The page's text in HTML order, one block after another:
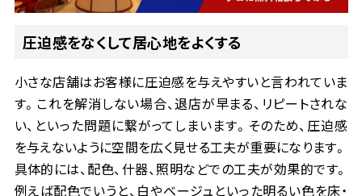
圧迫感をなくして居心地をよくする
小さな店舗はお客様に圧迫感を与えやすいと言われていま
す。これを解消しない場合、退店が早まる、リピートされな
い、といった問題に繋がってしまいます。そのため、圧迫感
を与えないように空間を広く見せる工夫が重要になります。
具体的には、配色、什器、照明などでの工夫が効果的です。
例えば配色でいうと、白やベージュといった明るい色を床・